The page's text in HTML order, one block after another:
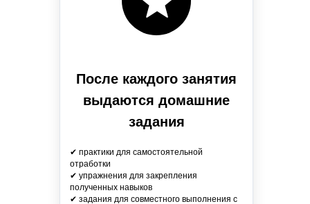
После каждого занятия
выдаются домашние
задания
✔ практики для самостоятельной
отработки
✔ упражнения для закрепления
полученных навыков
✔ задания для совместного выполнения с